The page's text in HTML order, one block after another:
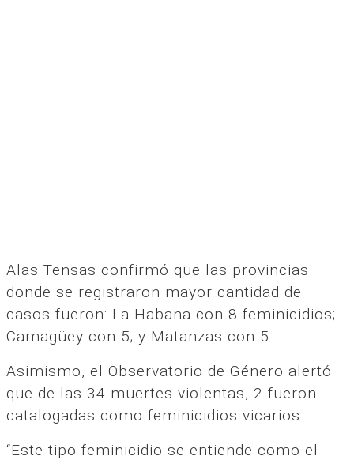
Alas Tensas confirmó que las provincias
donde se registraron mayor cantidad de
casos fueron: La Habana con 8 feminicidios;
Camagüey con 5; y Matanzas con 5.
Asimismo, el Observatorio de Género alertó
que de las 34 muertes violentas, 2 fueron
catalogadas como feminicidios vicarios.
“Este tipo feminicidio se entiende como el